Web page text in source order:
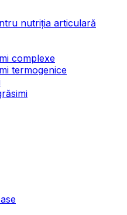
nutriția articulară
complexe
termogenice